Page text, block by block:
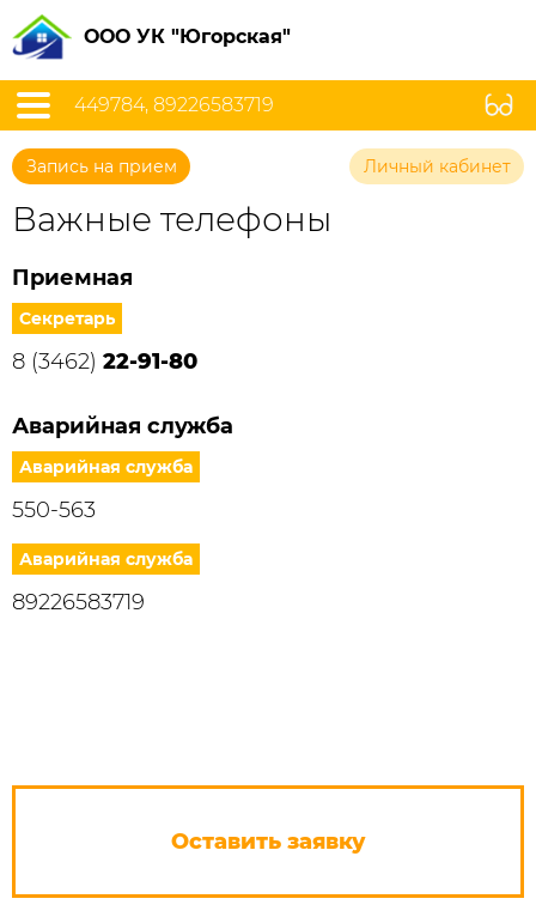
ООО УК "Югорская"
449784, 89226583719
Запись на прием Личный кабинет
Важные телефоны
Приемная
Секретарь
8 (3462) 22-91-80
Аварийная служба
Аварийная служба
550-563
Аварийная служба
89226583719
Оставить заявку